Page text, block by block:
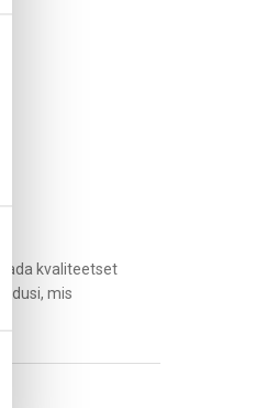
kvaliteetset
mis